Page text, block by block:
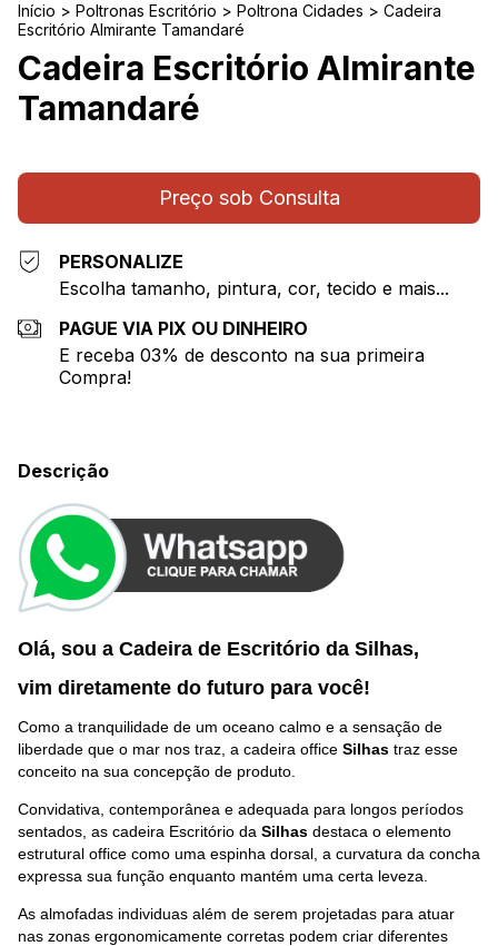
Início > Poltronas Escritório > Poltrona Cidades > Cadeira
Escritório Almirante Tamandaré
Cadeira Escritório Almirante
Tamandaré
PERSONALIZE
Escolha tamanho, pintura, cor, tecido e mais...
PAGUE VIA PIX OU DINHEIRO
E receba 03% de desconto na sua primeira
Compra!
Descrição
Olá, sou a Cadeira de Escritório da Silhas,
vim diretamente do futuro para você!
Como a tranquilidade de um oceano calmo e a sensação de
liberdade que o mar nos traz, a cadeira office Silhas traz esse
conceito na sua concepção de produto.
Convidativa, contemporânea e adequada para longos períodos
sentados, as cadeira Escritório da Silhas destaca o elemento
estrutural office como uma espinha dorsal, a curvatura da concha
expressa sua função enquanto mantém uma certa leveza.
As almofadas individuas além de serem projetadas para atuar
nas zonas ergonomicamente corretas podem criar diferentes